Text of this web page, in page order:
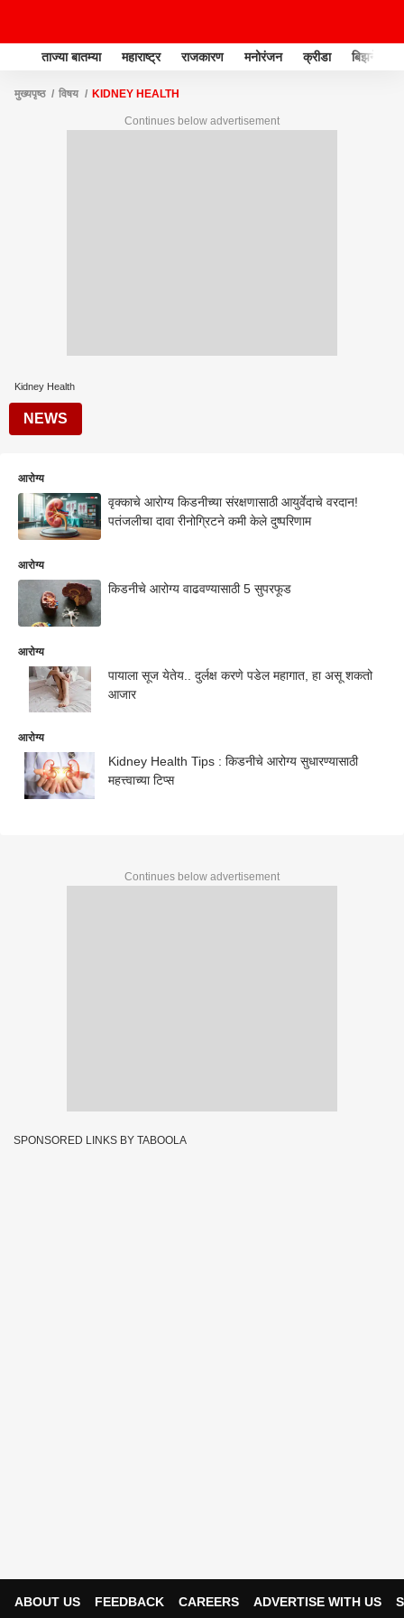
ताज्या बातम्या महाराष्ट्र राजकारण मनोरंजन क्रीडा बिझनेस
मुख्यपृष्ठ विषय KIDNEY HEALTH
Continues below advertisement
Kidney Health
NEWS
आरोग्य
वृक्काचे आरोग्य किडनीच्या संरक्षणासाठी आयुर्वेदाचे वरदान!
पतंजलीचा दावा रीनोग्रिटने कमी केले दुष्परिणाम
आरोग्य
किडनीचे आरोग्य वाढवण्यासाठी 5 सुपरफूड
आरोग्य
पायाला सूज येतेय.. दुर्लक्ष करणे पडेल महागात, हा असू शकतो
आजार
आरोग्य
Kidney Health Tips : किडनीचे आरोग्य सुधारण्यासाठी
महत्त्वाच्या टिप्स
Continues below advertisement
SPONSORED LINKS BY TABOOLA
ABOUT US FEEDBACK CAREERS ADVERTISE WITH US